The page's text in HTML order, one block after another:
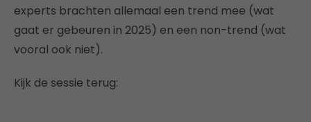
experts brachten allemaal een trend mee (wat
gaat er gebeuren in 2025) en een non-trend (wat
vooral ook niet).
Kijk de sessie terug: